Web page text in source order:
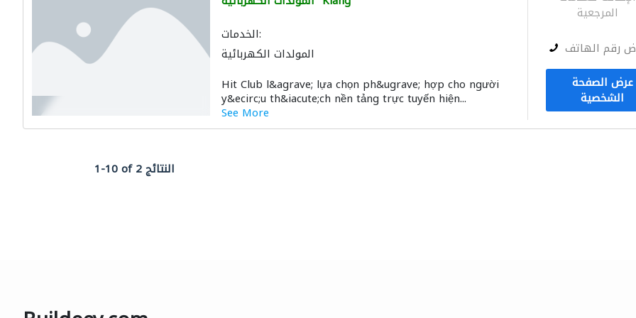
الخدمات:
المولدات الكهربائية
Hit Club l&agrave; lựa chọn ph&ugrave; hợp cho người
y&ecirc;u th&iacute;ch nền tảng trực tuyến hiện...
See More
المرجعية
رقم الهاتف
عرض الصفحة
الشخصية
1-10 of 2 النتائج